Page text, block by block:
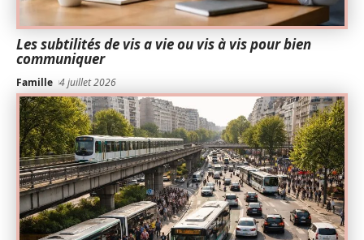
Les subtilités de vis a vie ou vis à vis pour bien
communiquer
Famille 4 juillet 2026